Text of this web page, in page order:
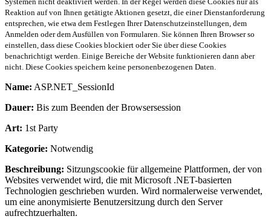
Reaktion auf von Ihnen getätigte Aktionen gesetzt, die einer Dienstanforderung
entsprechen, wie etwa dem Festlegen Ihrer Datenschutzeinstellungen, dem
Anmelden oder dem Ausfüllen von Formularen. Sie können Ihren Browser so
einstellen, dass diese Cookies blockiert oder Sie über diese Cookies
benachrichtigt werden. Einige Bereiche der Website funktionieren dann aber
nicht. Diese Cookies speichern keine personenbezogenen Daten.
Name: ASP.NET_SessionId
Dauer: Bis zum Beenden der Browsersession
Art: 1st Party
Kategorie: Notwendig
Beschreibung: Sitzungscookie für allgemeine Plattformen, der von
Websites verwendet wird, die mit Microsoft .NET-basierten
Technologien geschrieben wurden. Wird normalerweise verwendet,
um eine anonymisierte Benutzersitzung durch den Server
aufrechtzuerhalten.